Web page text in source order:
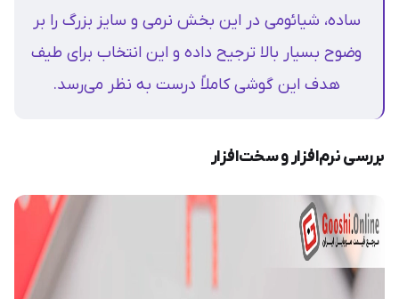
ساده، شیائومی در این بخش نرمی و سایز بزرگ را بر
وضوح بسیار بالا ترجیح داده و این انتخاب برای طیف
هدف این گوشی کاملاً درست به نظر می‌رسد.
بررسی نرم‌افزار و سخت‌افزار